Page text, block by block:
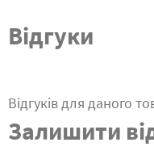
Відгуки
Відгуків для даного
Залишити